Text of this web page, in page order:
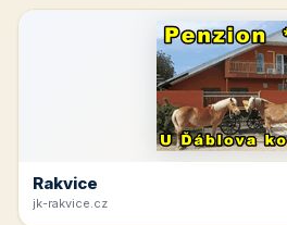
Rakvice
jk-rakvice.cz